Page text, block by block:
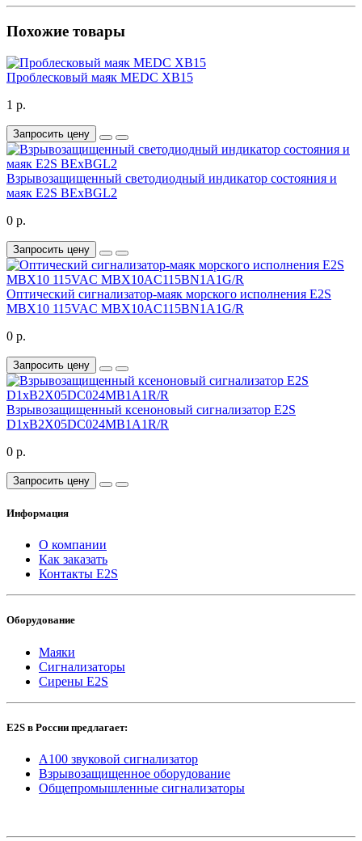
Похожие товары
Проблесковый маяк MEDC XB15
1 р.
Запросить цену
Взрывозащищенный светодиодный индикатор состояния и
маяк E2S BExBGL2
0 р.
Запросить цену
Оптический сигнализатор-маяк морского исполнения E2S
MBX10 115VAC MBX10AC115BN1A1G/R
0 р.
Запросить цену
Взрывозащищенный ксеноновый сигнализатор E2S
D1xB2X05DC024MB1A1R/R
0 р.
Запросить цену
Информация
О компании
Как заказать
Контакты E2S
Оборудование
Маяки
Сигнализаторы
Сирены E2S
E2S в России предлагает:
A100 звуковой сигнализатор
Взрывозащищенное оборудование
Общепромышленные сигнализаторы